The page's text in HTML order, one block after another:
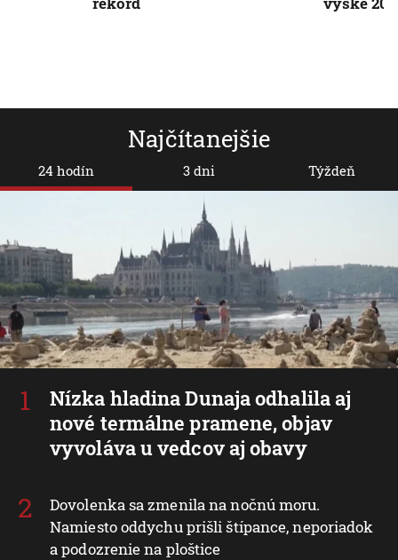
Najčítanejšie
24 hodín
Nízka hladina Dunaja odhalila aj
nové termálne pramene, objav
vyvoláva u vedcov aj obavy
Dovolenka sa zmenila na nočnú moru.
Namiesto oddychu prišli štípance, neporiadok
a podozrenie na ploštice
3 dni Týždeň